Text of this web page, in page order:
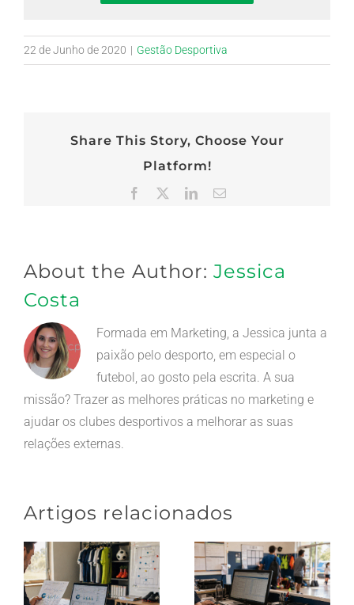
22 de Junho de 2020 | Gestão Desportiva
Share This Story, Choose Your
Platform!
Facebook LinkedInEmail
About the Author: Jessica
Costa
Formada em Marketing, a Jessica junta a
paixão pelo desporto, em especial o
futebol, ao gosto pela escrita. A sua
missão? Trazer as melhores práticas no marketing e
ajudar os clubes desportivos a melhorar as suas
relações externas.
Artigos relacionados